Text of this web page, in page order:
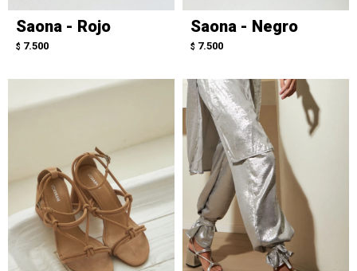
Saona - Rojo
$ 7.500
Saona - Negro
$ 7.500